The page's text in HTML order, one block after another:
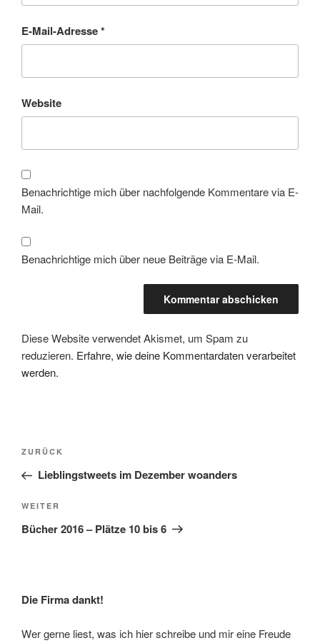
E-Mail-Adresse*
Website
Benachrichtige mich über nachfolgende Kommentare via E-
Mail.
Benachrichtige mich über neue Beiträge via E-Mail.
Diese Website verwendet Akismet, um Spam zu
reduzieren. Erfahre, wie deine Kommentardaten verarbeitet
werden.
Beitragsnavigation
Vorheriger
Beitrag
ZURÜCK
Lieblingstweets im Dezember woanders
Nächster
Beitrag
WEITER
Bücher 2016 – Plätze 10 bis 6
Die Firma dankt!
Wer gerne liest, was ich hier schreibe und mir eine Freude